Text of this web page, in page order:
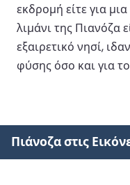
εκδρομή είτε για
λιμάνι της Πιανόζα
εξαιρετικό νησί,
φύσης όσο και για
Πιάνοζα στις